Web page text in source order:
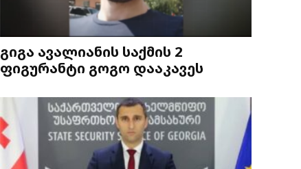
გიგა ავალიანის საქმის 2
ფიგურანტი გოგო დააკავეს